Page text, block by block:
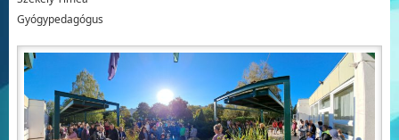
Gyógypedagógus